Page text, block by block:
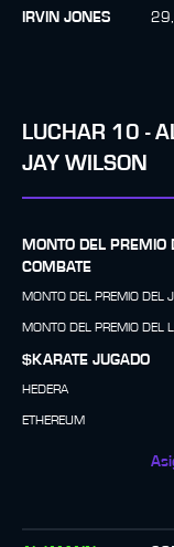
IRVIN JONES
LUCHAR 10 -
JAY WILSON
MONTO DEL PREMIO
COMBATE
MONTO DEL PREMIO DEL
MONTO DEL PREMIO DEL
$KARATE JUGADO
HEDERA
ETHEREUM